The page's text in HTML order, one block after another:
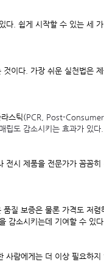
다. 쉽게 시작할 수 있는 세
이다. 가장 쉬운 실천법은
스틱(PCR, Post-
립도 감소시키는 효과가 있다.
시 제품을 전문가가 꼼꼼
질 보증은 물론 가격도 저
감소시키는데 기여할 수 있다.
람에게는 더 이상 필요하